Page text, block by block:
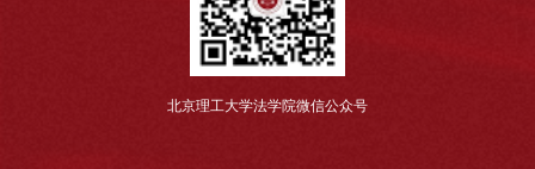
北京理工大学法学院微信公众号